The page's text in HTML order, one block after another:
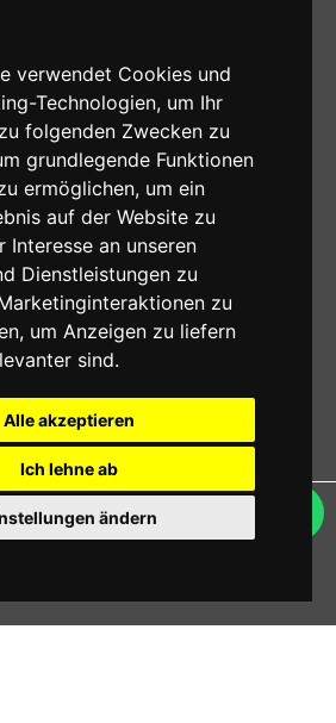
verwendet Cookies und
Technologien, um Ihr
folgenden Zwecken zu
grundlegende Funktionen
ermöglichen, um ein
auf der Website zu
Interesse an unseren
Dienstleistungen zu
zu
, um Anzeigen zu liefern
sind.
Alle akzeptieren
Ich lehne ab
ändern
- Viale Verdi 95 - 23807 Merate (LC) - P. Iva
- SDI: M5UXCR1